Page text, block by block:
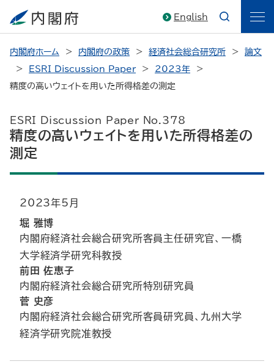
English
内閣府ホーム 内閣府の政策 経済社会総合研究所
論文
ESRI Discussion Paper
2023年
精度の高いウェイトを用いた所得格差の測定
ESRI Discussion Paper No.378
精度の高いウェイトを用いた所得格差の
測定
2023年5月
堀 雅博
内閣府経済社会総合研究所客員主任研究官、一橋
大学経済学研究科教授
前田 佐恵子
内閣府経済社会総合研究所特別研究員
菅 史彦
内閣府経済社会総合研究所客員研究員、九州大学
経済学研究院准教授